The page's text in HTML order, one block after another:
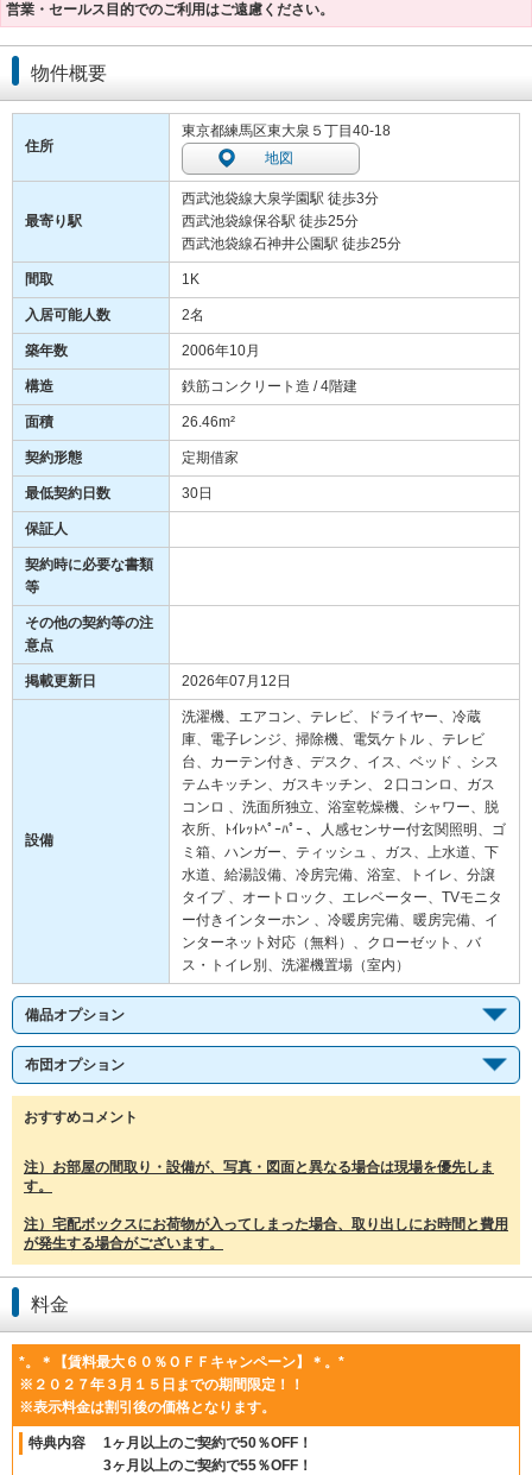
営業・セールス目的でのご利用はご遠慮ください。
物件概要
住所
東京都練馬区東大泉５丁目40-18
地図
最寄り駅
西武池袋線大泉学園駅 徒歩3分
西武池袋線保谷駅 徒歩25分
西武池袋線石神井公園駅 徒歩25分
間取 1K
入居可能人数 2名
築年数 2006年10月
構造 鉄筋コンクリート造 / 4階建
面積 26.46m²
契約形態 定期借家
最低契約日数 30日
保証人
契約時に必要な書類
等
その他の契約等の注
意点
掲載更新日 2026年07月12日
設備
洗濯機、エアコン、テレビ、ドライヤー、冷蔵
庫、電子レンジ、掃除機、電気ケトル 、テレビ
台、カーテン付き、デスク、イス、ベッド 、シス
テムキッチン、ガスキッチン、２口コンロ、ガス
コンロ 、洗面所独立、浴室乾燥機、シャワー、脱
衣所、ﾄｲﾚｯﾄﾍﾟｰﾊﾟｰ 、人感センサー付玄関照明、ゴ
ミ箱、ハンガー、ティッシュ 、ガス、上水道、下
水道、給湯設備、冷房完備、浴室、トイレ、分譲
タイプ 、オートロック、エレベーター、TVモニタ
ー付きインターホン 、冷暖房完備、暖房完備、イ
ンターネット対応（無料）、クローゼット、バ
ス・トイレ別、洗濯機置場（室内）
備品オプション
布団オプション
おすすめコメント
注）お部屋の間取り・設備が、写真・図面と異なる場合は現場を優先しま
す。
注）宅配ボックスにお荷物が入ってしまった場合、取り出しにお時間と費用
が発生する場合がございます。
料金
*。＊【賃料最大６０％ＯＦＦキャンペーン】＊。*
※２０２７年３月１５日までの期間限定！！
※表示料金は割引後の価格となります。
特典内容
1ヶ月以上のご契約で50％OFF！
3ヶ月以上のご契約で55％OFF！